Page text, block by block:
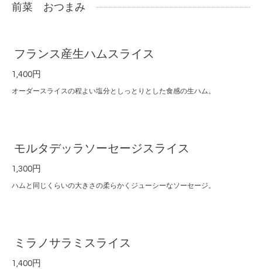
前菜 おつまみ
フランス産生ハムスライス
1,400円
オーダースライスの程よい塩分としっとりとした食感の生ハム。
モルタデッラソーセージスライス
1,300円
ハムと同じくらいの大きさの柔らかくジューシーなソーセージ。
ミラノサラミスライス
1,400円